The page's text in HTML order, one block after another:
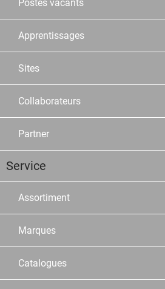
Postes vacants
Apprentissages
Sites
Collaborateurs
Partner
Service
Assortiment
Marques
Catalogues